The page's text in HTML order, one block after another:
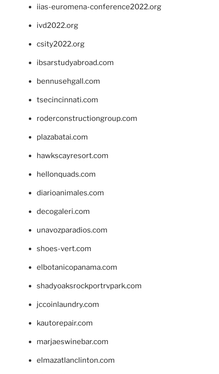
iias-euromena-conference2022.org
ivd2022.org
csity2022.org
ibsarstudyabroad.com
bennusehgall.com
tsecincinnati.com
roderconstructiongroup.com
plazabatai.com
hawkscayresort.com
hellonquads.com
diarioanimales.com
decogaleri.com
unavozparadios.com
shoes-vert.com
elbotanicopanama.com
shadyoaksrockportrvpark.com
jccoinlaundry.com
kautorepair.com
marjaeswinebar.com
elmazatlanclinton.com